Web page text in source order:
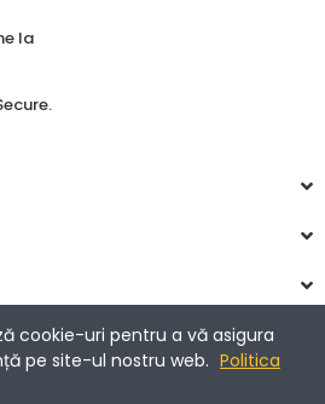
la
2025 Romantic Home.
cookie-uri pentru a vă asigura
pe site-ul nostru web. Politica